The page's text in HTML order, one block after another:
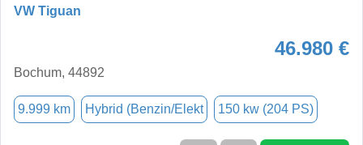
VW Tiguan
46.980 €
Bochum, 44892
9.999 km Hybrid (Benzin/Elekt 150 kw (204 PS)